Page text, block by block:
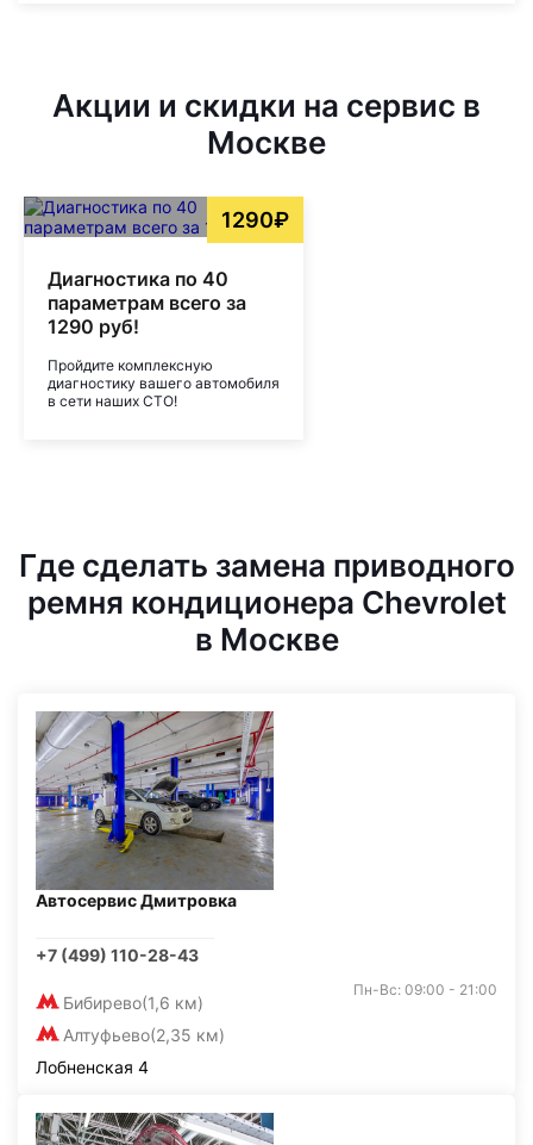
Акции и скидки на сервис в
Москве
1290₽
Диагностика по 40
параметрам всего за
1290 руб!
Пройдите комплексную
диагностику вашего автомобиля
в сети наших СТО!
Где сделать замена приводного
ремня кондиционера Chevrolet
в Москве
Автосервис Дмитровка
+7 (499) 110-28-43
Бибирево(1,6 км)
Алтуфьево(2,35 км)
Пн-Вс: 09:00 - 21:00
Лобненская 4